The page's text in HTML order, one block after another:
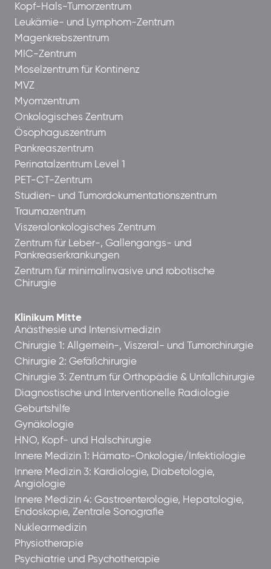
Kopf-Hals-Tumorzentrum
Leukämie- und Lymphom-Zentrum
Magenkrebszentrum
MIC-Zentrum
Moselzentrum für Kontinenz
MVZ
Myomzentrum
Onkologisches Zentrum
Ösophaguszentrum
Pankreaszentrum
Perinatalzentrum Level 1
PET-CT-Zentrum
Studien- und Tumordokumentationszentrum
Traumazentrum
Viszeralonkologisches Zentrum
Zentrum für Leber-, Gallengangs- und
Pankreaserkrankungen
Zentrum für minimalinvasive und robotische
Chirurgie
Klinikum Mitte
Anästhesie und Intensivmedizin
Chirurgie 1: Allgemein-, Viszeral- und Tumorchirurgie
Chirurgie 2: Gefäßchirurgie
Chirurgie 3: Zentrum für Orthopädie & Unfallchirurgie
Diagnostische und Interventionelle Radiologie
Geburtshilfe
Gynäkologie
HNO, Kopf- und Halschirurgie
Innere Medizin 1: Hämato-Onkologie/Infektiologie
Innere Medizin 3: Kardiologie, Diabetologie,
Angiologie
Innere Medizin 4: Gastroenterologie, Hepatologie,
Endoskopie, Zentrale Sonografie
Nuklearmedizin
Physiotherapie
Psychiatrie und Psychotherapie